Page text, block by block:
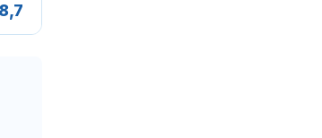
8,7